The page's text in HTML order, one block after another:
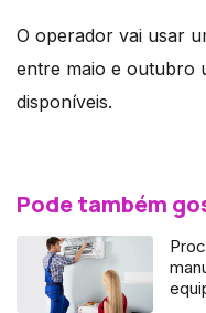
O operador vai usar
entre maio e outubro
disponíveis.
Pode também